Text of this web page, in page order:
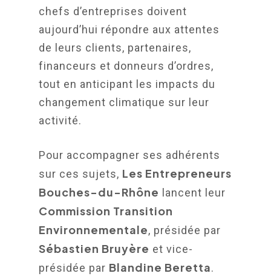
chefs d’entreprises doivent
aujourd’hui répondre aux attentes
de leurs clients, partenaires,
financeurs et donneurs d’ordres,
tout en anticipant les impacts du
changement climatique sur leur
activité.
Pour accompagner ses adhérents
sur ces sujets, Les Entrepreneurs
Bouches-du-Rhône lancent leur
Commission Transition
Environnementale, présidée par
Sébastien Bruyère et vice-
présidée par Blandine Beretta.